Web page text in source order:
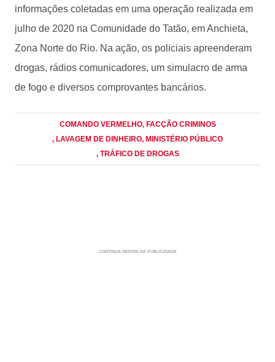
informações coletadas em uma operação realizada em
julho de 2020 na Comunidade do Tatão, em Anchieta,
Zona Norte do Rio. Na ação, os policiais apreenderam
drogas, rádios comunicadores, um simulacro de arma
de fogo e diversos comprovantes bancários.
COMANDO VERMELHO, FACÇÃO CRIMINOS
, LAVAGEM DE DINHEIRO, MINISTÉRIO PÚBLICO
, TRÁFICO DE DROGAS